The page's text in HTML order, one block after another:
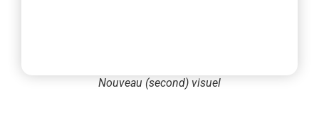
Nouveau (second) visuel